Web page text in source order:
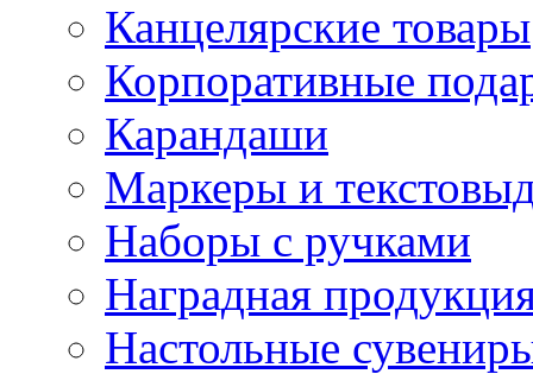
Канцелярские товары
Корпоративные
Карандаши
Маркеры и
Наборы с ручками
Наградная
Настольные